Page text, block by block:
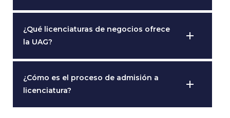
¿Qué licenciaturas de negocios ofrece
la UAG?
add
¿Cómo es el proceso de admisión a
licenciatura?
add